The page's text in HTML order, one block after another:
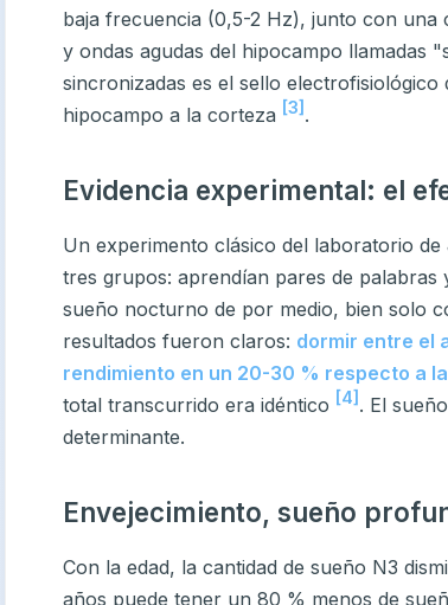
baja frecuencia (0,5-2 Hz), junto con una
y ondas agudas del hipocampo llamadas
sincronizadas es el sello
hipocampo a la corteza [3] .
Evidencia experimental: el
Un experimento clásico del laboratorio
tres grupos: aprendían pares de palabras
sueño nocturno de por medio, bien solo
resultados fueron claros: dormir entre el
rendimiento en un 20-30 % respecto a
total transcurrido era idéntico [4] . El
determinante.
Envejecimiento, sueño
Con la edad, la cantidad de sueño N3
años puede tener un 80 % menos de